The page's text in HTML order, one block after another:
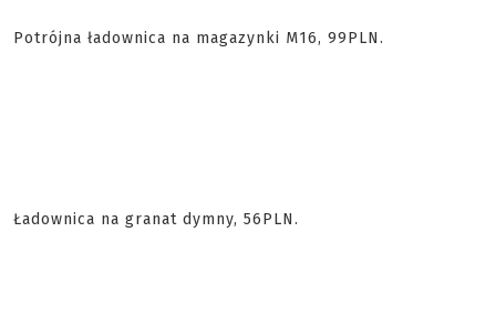
Potrójna ładownica na magazynki M16, 99PLN.
Ładownica na granat dymny, 56PLN.